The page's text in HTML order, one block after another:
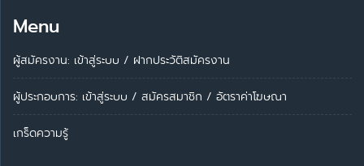
Menu
ผู้สมัครงาน: เข้าสู่ระบบ / ฝากประวัติสมัครงาน
ผู้ประกอบการ: เข้าสู่ระบบ / สมัครสมาชิก / อัตราค่าโฆษณา
เกร็ดความรู้